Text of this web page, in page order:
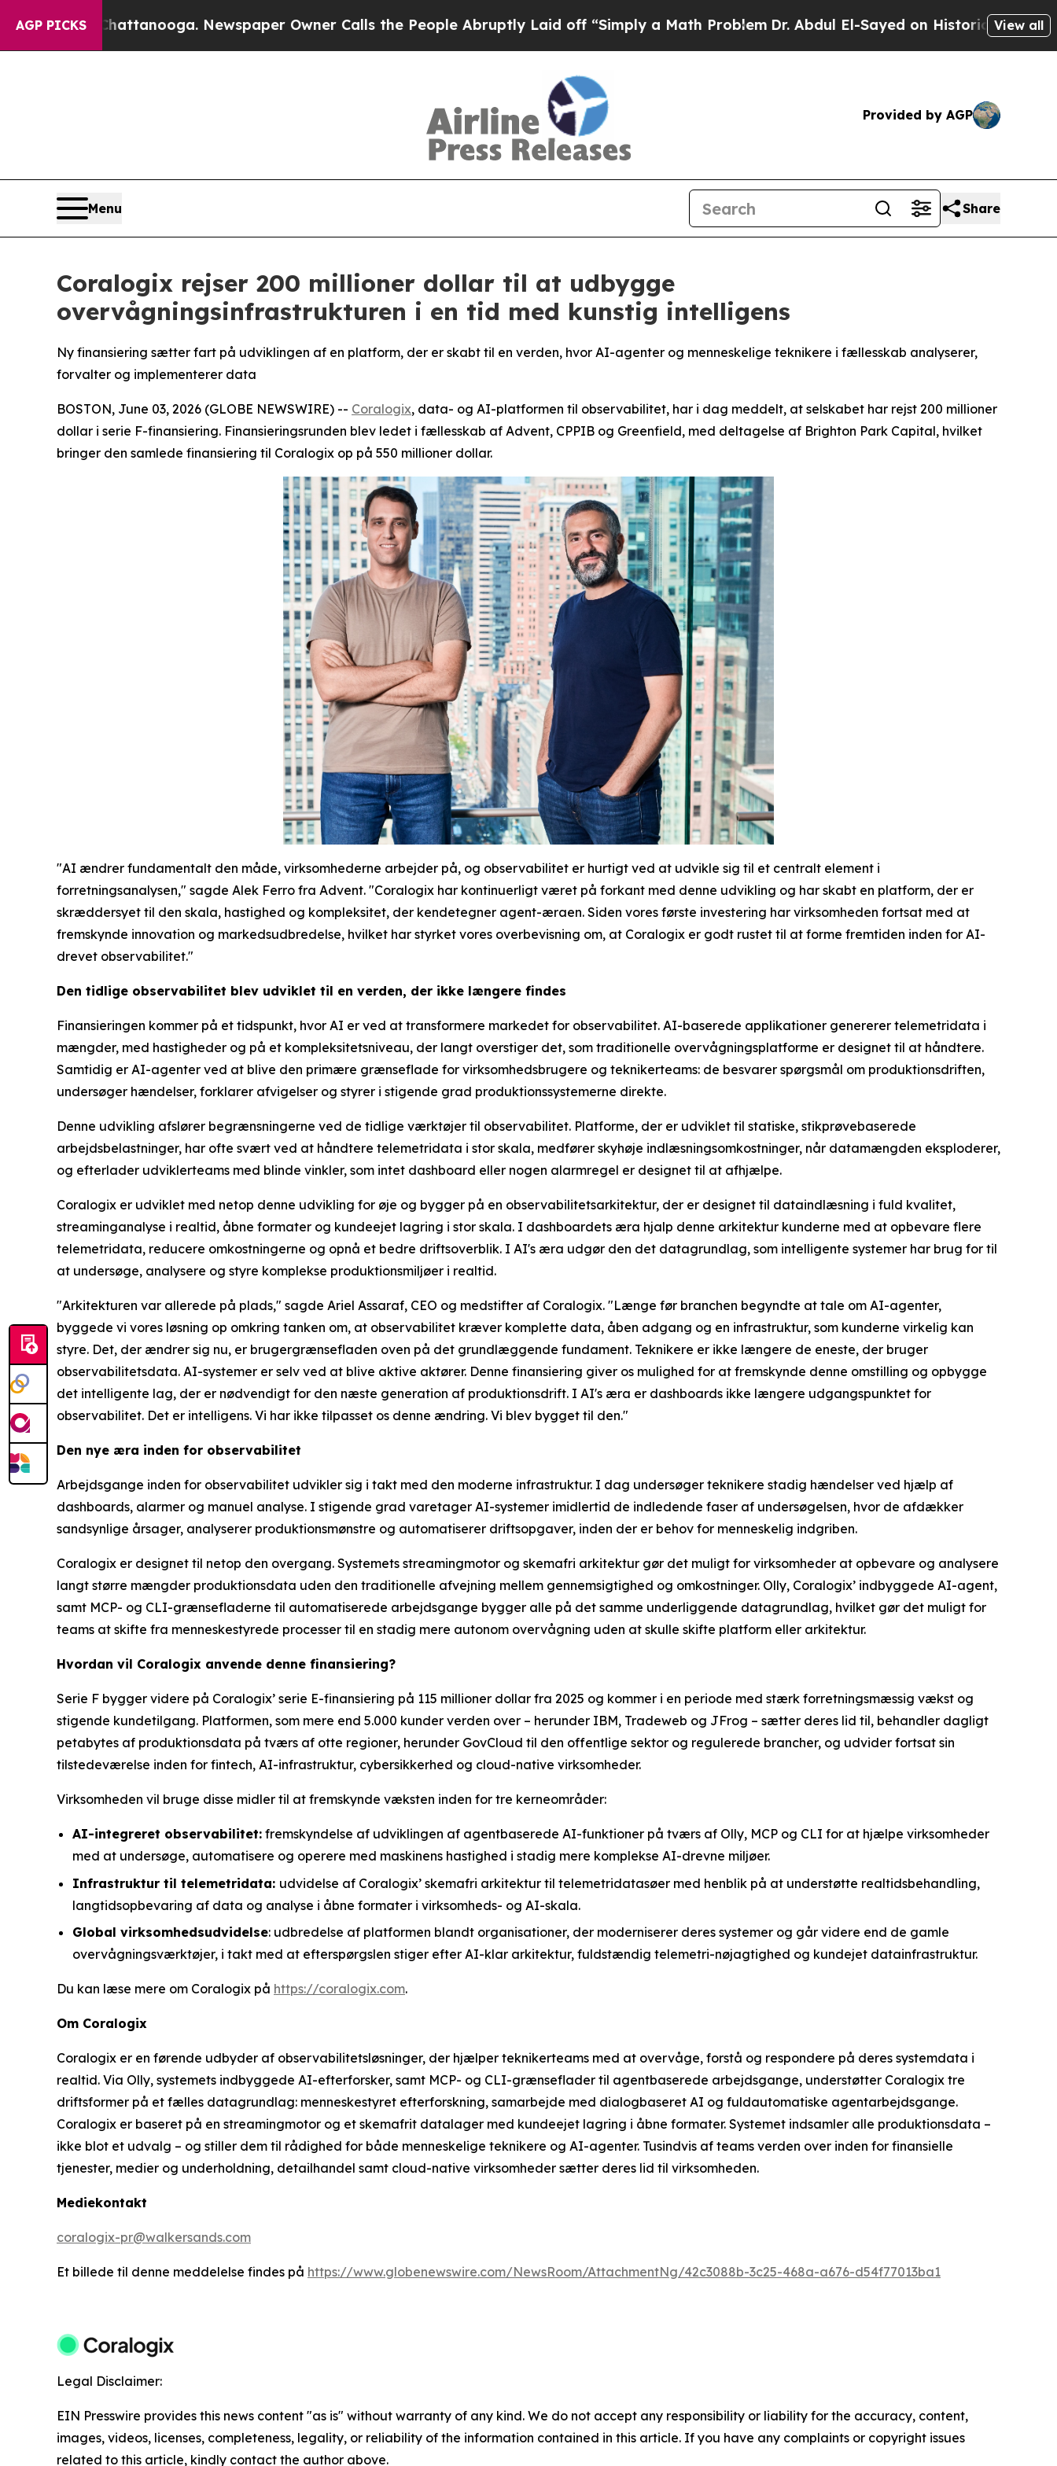
AGP PICKS
Chattanooga. Newspaper Owner Calls the People Abruptly Laid off “Simply a Math ProblemDr. Abdul El-Sayed on Historic Michigan Win:View all
Provided by AGP
Menu Share
Coralogix rejser 200 millioner dollar til at udbygge
overvågningsinfrastrukturen i en tid med kunstig intelligens
Ny finansiering sætter fart på udviklingen af en platform, der er skabt til en verden, hvor AI-agenter og menneskelige teknikere i fællesskab analyserer,
forvalter og implementerer data
BOSTON, June 03, 2026 (GLOBE NEWSWIRE) -- Coralogix, data- og AI-platformen til observabilitet, har i dag meddelt, at selskabet har rejst 200 millioner
dollar i serie F-finansiering. Finansieringsrunden blev ledet i fællesskab af Advent, CPPIB og Greenfield, med deltagelse af Brighton Park Capital, hvilket
bringer den samlede finansiering til Coralogix op på 550 millioner dollar.
"AI ændrer fundamentalt den måde, virksomhederne arbejder på, og observabilitet er hurtigt ved at udvikle sig til et centralt element i
forretningsanalysen," sagde Alek Ferro fra Advent. "Coralogix har kontinuerligt været på forkant med denne udvikling og har skabt en platform, der er
skræddersyet til den skala, hastighed og kompleksitet, der kendetegner agent-æraen. Siden vores første investering har virksomheden fortsat med at
fremskynde innovation og markedsudbredelse, hvilket har styrket vores overbevisning om, at Coralogix er godt rustet til at forme fremtiden inden for AI-
drevet observabilitet."
Den tidlige observabilitet blev udviklet til en verden, der ikke længere findes
Finansieringen kommer på et tidspunkt, hvor AI er ved at transformere markedet for observabilitet. AI-baserede applikationer genererer telemetridata i
mængder, med hastigheder og på et kompleksitetsniveau, der langt overstiger det, som traditionelle overvågningsplatforme er designet til at håndtere.
Samtidig er AI-agenter ved at blive den primære grænseflade for virksomhedsbrugere og teknikerteams: de besvarer spørgsmål om produktionsdriften,
undersøger hændelser, forklarer afvigelser og styrer i stigende grad produktionssystemerne direkte.
Denne udvikling afslører begrænsningerne ved de tidlige værktøjer til observabilitet. Platforme, der er udviklet til statiske, stikprøvebaserede
arbejdsbelastninger, har ofte svært ved at håndtere telemetridata i stor skala, medfører skyhøje indlæsningsomkostninger, når datamængden eksploderer,
og efterlader udviklerteams med blinde vinkler, som intet dashboard eller nogen alarmregel er designet til at afhjælpe.
Coralogix er udviklet med netop denne udvikling for øje og bygger på en observabilitetsarkitektur, der er designet til dataindlæsning i fuld kvalitet,
streaminganalyse i realtid, åbne formater og kundeejet lagring i stor skala. I dashboardets æra hjalp denne arkitektur kunderne med at opbevare flere
telemetridata, reducere omkostningerne og opnå et bedre driftsoverblik. I AI's æra udgør den det datagrundlag, som intelligente systemer har brug for til
at undersøge, analysere og styre komplekse produktionsmiljøer i realtid.
"Arkitekturen var allerede på plads," sagde Ariel Assaraf, CEO og medstifter af Coralogix. "Længe før branchen begyndte at tale om AI-agenter,
byggede vi vores løsning op omkring tanken om, at observabilitet kræver komplette data, åben adgang og en infrastruktur, som kunderne virkelig kan
styre. Det, der ændrer sig nu, er brugergrænsefladen oven på det grundlæggende fundament. Teknikere er ikke længere de eneste, der bruger
observabilitetsdata. AI-systemer er selv ved at blive aktive aktører. Denne finansiering giver os mulighed for at fremskynde denne omstilling og opbygge
det intelligente lag, der er nødvendigt for den næste generation af produktionsdrift. I AI's æra er dashboards ikke længere udgangspunktet for
observabilitet. Det er intelligens. Vi har ikke tilpasset os denne ændring. Vi blev bygget til den."
Den nye æra inden for observabilitet
Arbejdsgange inden for observabilitet udvikler sig i takt med den moderne infrastruktur. I dag undersøger teknikere stadig hændelser ved hjælp af
dashboards, alarmer og manuel analyse. I stigende grad varetager AI-systemer imidlertid de indledende faser af undersøgelsen, hvor de afdækker
sandsynlige årsager, analyserer produktionsmønstre og automatiserer driftsopgaver, inden der er behov for menneskelig indgriben.
Coralogix er designet til netop den overgang. Systemets streamingmotor og skemafri arkitektur gør det muligt for virksomheder at opbevare og analysere
langt større mængder produktionsdata uden den traditionelle afvejning mellem gennemsigtighed og omkostninger. Olly, Coralogix’ indbyggede AI-agent,
samt MCP- og CLI-grænsefladerne til automatiserede arbejdsgange bygger alle på det samme underliggende datagrundlag, hvilket gør det muligt for
teams at skifte fra menneskestyrede processer til en stadig mere autonom overvågning uden at skulle skifte platform eller arkitektur.
Hvordan vil Coralogix anvende denne finansiering?
Serie F bygger videre på Coralogix’ serie E-finansiering på 115 millioner dollar fra 2025 og kommer i en periode med stærk forretningsmæssig vækst og
stigende kundetilgang. Platformen, som mere end 5.000 kunder verden over – herunder IBM, Tradeweb og JFrog – sætter deres lid til, behandler dagligt
petabytes af produktionsdata på tværs af otte regioner, herunder GovCloud til den offentlige sektor og regulerede brancher, og udvider fortsat sin
tilstedeværelse inden for fintech, AI-infrastruktur, cybersikkerhed og cloud-native virksomheder.
Virksomheden vil bruge disse midler til at fremskynde væksten inden for tre kerneområder:
AI-integreret observabilitet: fremskyndelse af udviklingen af agentbaserede AI-funktioner på tværs af Olly, MCP og CLI for at hjælpe virksomheder
med at undersøge, automatisere og operere med maskinens hastighed i stadig mere komplekse AI-drevne miljøer.
Infrastruktur til telemetridata: udvidelse af Coralogix’ skemafri arkitektur til telemetridatasøer med henblik på at understøtte realtidsbehandling,
langtidsopbevaring af data og analyse i åbne formater i virksomheds- og AI-skala.
Global virksomhedsudvidelse: udbredelse af platformen blandt organisationer, der moderniserer deres systemer og går videre end de gamle
overvågningsværktøjer, i takt med at efterspørgslen stiger efter AI-klar arkitektur, fuldstændig telemetri-nøjagtighed og kundejet datainfrastruktur.
Du kan læse mere om Coralogix på https://coralogix.com.
Om Coralogix
Coralogix er en førende udbyder af observabilitetsløsninger, der hjælper teknikerteams med at overvåge, forstå og respondere på deres systemdata i
realtid. Via Olly, systemets indbyggede AI-efterforsker, samt MCP- og CLI-grænseflader til agentbaserede arbejdsgange, understøtter Coralogix tre
driftsformer på et fælles datagrundlag: menneskestyret efterforskning, samarbejde med dialogbaseret AI og fuldautomatiske agentarbejdsgange.
Coralogix er baseret på en streamingmotor og et skemafrit datalager med kundeejet lagring i åbne formater. Systemet indsamler alle produktionsdata –
ikke blot et udvalg – og stiller dem til rådighed for både menneskelige teknikere og AI-agenter. Tusindvis af teams verden over inden for finansielle
tjenester, medier og underholdning, detailhandel samt cloud-native virksomheder sætter deres lid til virksomheden.
Mediekontakt
coralogix-pr@walkersands.com
Et billede til denne meddelelse findes på https://www.globenewswire.com/NewsRoom/AttachmentNg/42c3088b-3c25-468a-a676-d54f77013ba1
Legal Disclaimer:
EIN Presswire provides this news content "as is" without warranty of any kind. We do not accept any responsibility or liability for the accuracy, content,
images, videos, licenses, completeness, legality, or reliability of the information contained in this article. If you have any complaints or copyright issues
related to this article, kindly contact the author above.